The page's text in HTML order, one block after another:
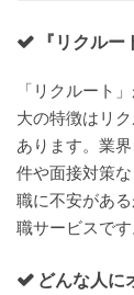
『リクル
「リクルート
大の特徴はリ
あります。業
件や面接対策
職に不安があ
職サービスです
どんな人に